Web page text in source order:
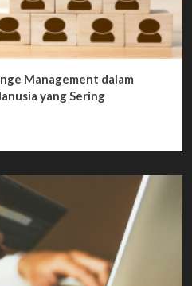
Management dalam
yang Sering